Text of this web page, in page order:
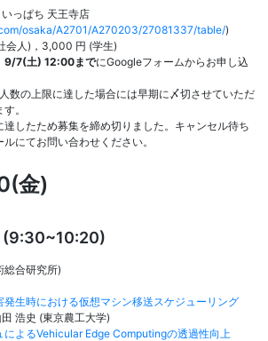
っぱち 天王寺店
osaka/A2701/A270203/27081337/table/)
会人)，3,000 円 (学生)
9/7(土) 12:00までにGoogleフォームからお申し込
数の上限に達した場合には早期に〆切させていただ
。
達したため募集を締め切りました。キャンセル待ち
にてお問い合わせください。
金)
(9:30~10:20)
総合研究所)
発生時における仮想マシン移送スケジューリング
浩史 (東京農工大学)
によるVehicular Edge Computingの透過性向上